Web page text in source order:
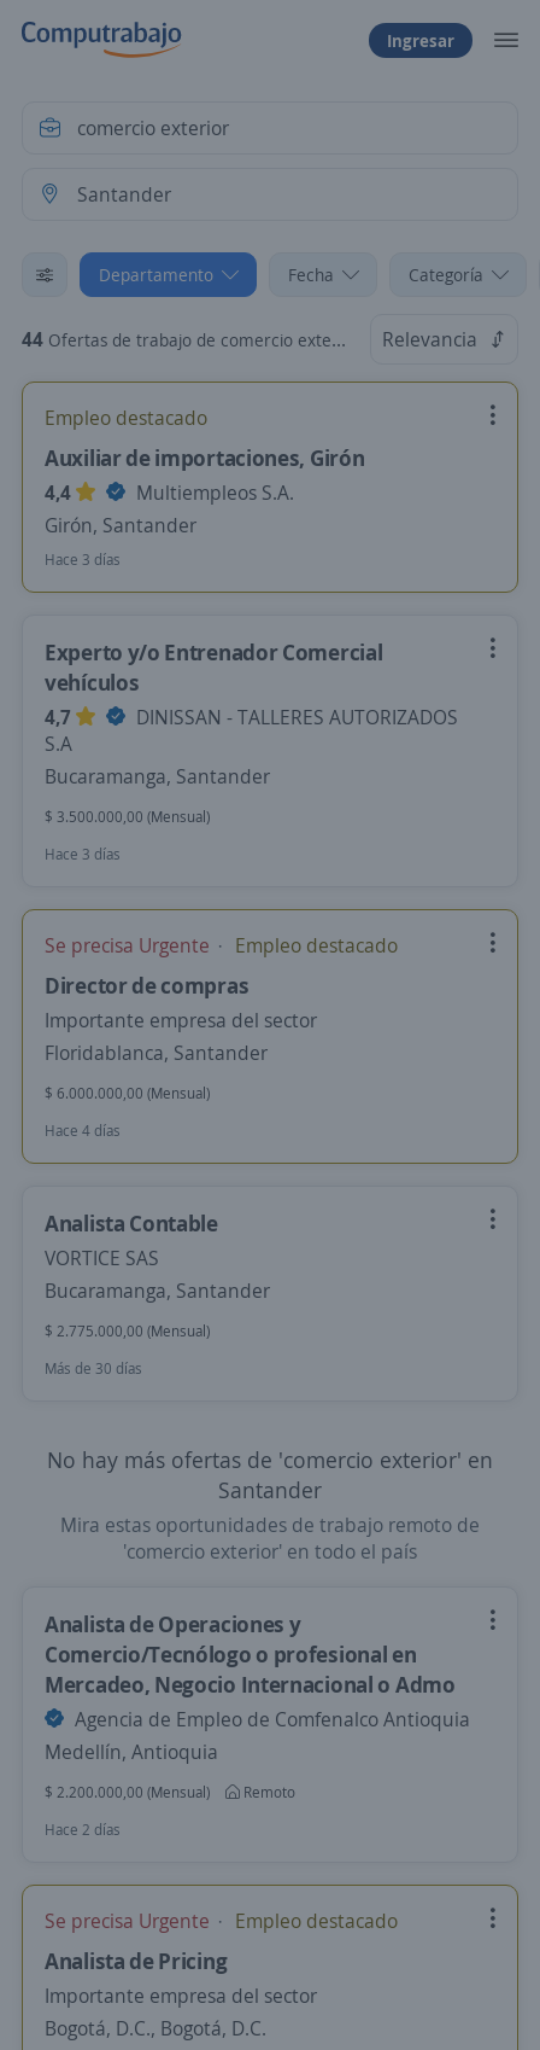
Ingresar
Departamento Fecha Categoría
44 Ofertas de trabajo de comercio exterior en Santander Relevancia
Empleo destacado
Auxiliar de importaciones, Girón
4,4
Multiempleos S.A.
Girón, Santander
Hace 3 días
Experto y/o Entrenador Comercial
vehículos
4,7
DINISSAN - TALLERES AUTORIZADOS
S.A
Bucaramanga, Santander
$ 3.500.000,00 (Mensual)
Hace 3 días
Se precisa Urgente Empleo destacado
Director de compras
Importante empresa del sector
Floridablanca, Santander
$ 6.000.000,00 (Mensual)
Hace 4 días
Analista Contable
VORTICE SAS
Bucaramanga, Santander
$ 2.775.000,00 (Mensual)
Más de 30 días
No hay más ofertas de 'comercio exterior' en
Santander
Mira estas oportunidades de trabajo remoto de
'comercio exterior' en todo el país
Analista de Operaciones y
Comercio/Tecnólogo o profesional en
Mercadeo, Negocio Internacional o Admo
Agencia de Empleo de Comfenalco Antioquia
Medellín, Antioquia
$ 2.200.000,00 (Mensual)
Remoto
Hace 2 días
Se precisa Urgente Empleo destacado
Analista de Pricing
Importante empresa del sector
Bogotá, D.C., Bogotá, D.C.